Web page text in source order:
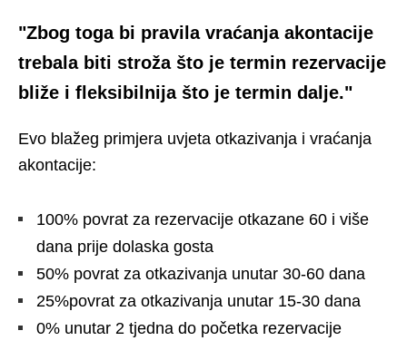
"Zbog toga bi pravila vraćanja akontacije
trebala biti stroža što je termin rezervacije
bliže i fleksibilnija što je termin dalje."
Evo blažeg primjera uvjeta otkazivanja i vraćanja
akontacije:
100% povrat za rezervacije otkazane 60 i više
dana prije dolaska gosta
50% povrat za otkazivanja unutar 30-60 dana
25%povrat za otkazivanja unutar 15-30 dana
0% unutar 2 tjedna do početka rezervacije